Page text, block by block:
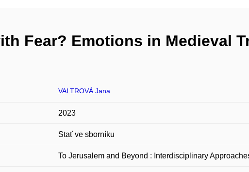
Fear? Emotions in Medieval
VALTROVÁ Jana
2023
Stať ve sborníku
To Jerusalem and Beyond : Interdisciplinary